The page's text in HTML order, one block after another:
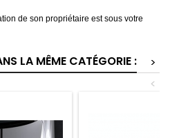
de son propriétaire est sous votre
LA MÊME CATÉGORIE :
>
<